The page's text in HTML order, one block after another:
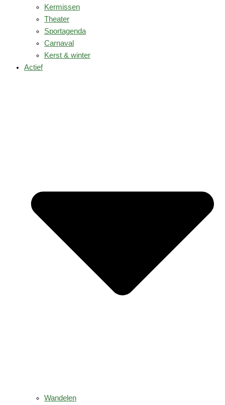
Kermissen
Theater
Sportagenda
Carnaval
Kerst & winter
Actief
Wandelen